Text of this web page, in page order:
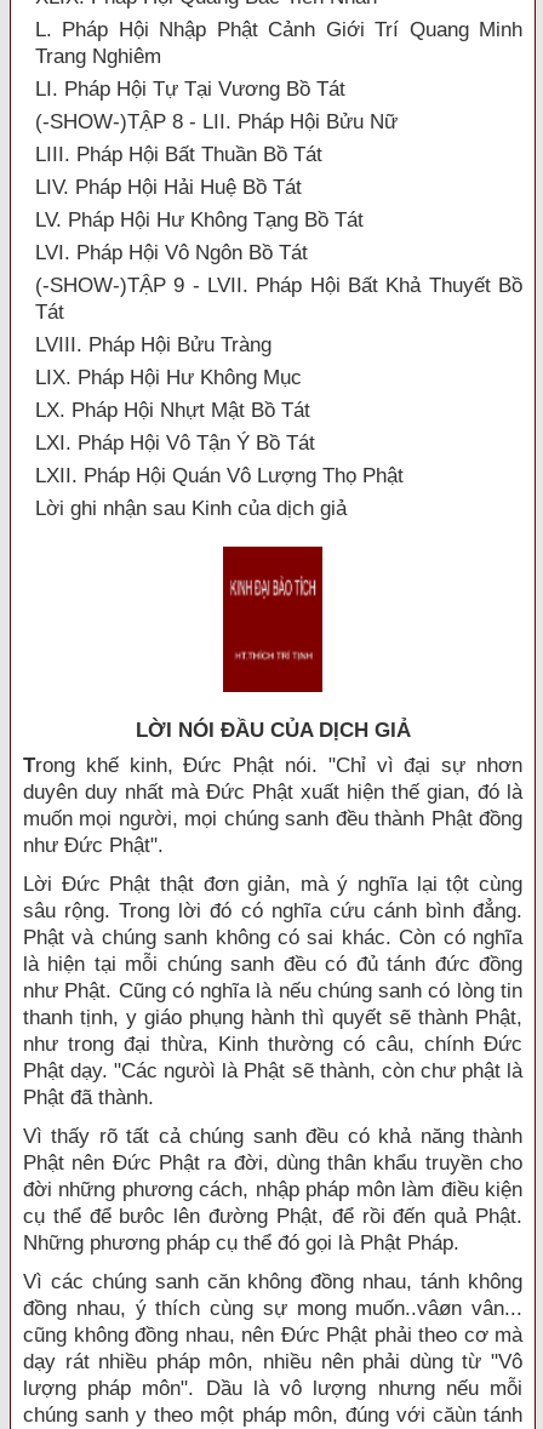
L. Pháp Hội Nhập Phật Cảnh Giới Trí Quang Minh
Trang Nghiêm
LI. Pháp Hội Tự Tại Vương Bồ Tát
(-SHOW-)TẬP 8 - LII. Pháp Hội Bửu Nữ
LIII. Pháp Hội Bất Thuần Bồ Tát
LIV. Pháp Hội Hải Huệ Bồ Tát
LV. Pháp Hội Hư Không Tạng Bồ Tát
LVI. Pháp Hội Vô Ngôn Bồ Tát
(-SHOW-)TẬP 9 - LVII. Pháp Hội Bất Khả Thuyết Bồ
Tát
LVIII. Pháp Hội Bửu Tràng
LIX. Pháp Hội Hư Không Mục
LX. Pháp Hội Nhựt Mật Bồ Tát
LXI. Pháp Hội Vô Tận Ý Bồ Tát
LXII. Pháp Hội Quán Vô Lượng Thọ Phật
Lời ghi nhận sau Kinh của dịch giả
LỜI NÓI ÐẦU CỦA DỊCH GIẢ
Trong khế kinh, Đức Phật nói. "Chỉ vì đại sự nhơn
duyên duy nhất mà Đức Phật xuất hiện thế gian, đó là
muốn mọi người, mọi chúng sanh đều thành Phật đồng
như Đức Phật".
Lời Đức Phật thật đơn giản, mà ý nghĩa lại tột cùng
sâu rộng. Trong lời đó có nghĩa cứu cánh bình đẳng.
Phật và chúng sanh không có sai khác. Còn có nghĩa
là hiện tại mỗi chúng sanh đều có đủ tánh đức đồng
như Phật. Cũng có nghĩa là nếu chúng sanh có lòng tin
thanh tịnh, y giáo phụng hành thì quyết sẽ thành Phật,
như trong đại thừa, Kinh thường có câu, chính Đức
Phật dạy. "Các ngưòì là Phật sẽ thành, còn chư phật là
Phật đã thành.
Vì thấy rõ tất cả chúng sanh đều có khả năng thành
Phật nên Đức Phật ra đời, dùng thân khẩu truyền cho
đời những phương cách, nhập pháp môn làm điều kiện
cụ thể để bưôc lên đường Phật, để rồi đến quả Phật.
Những phương pháp cụ thể đó gọi là Phật Pháp.
Vì các chúng sanh căn không đồng nhau, tánh không
đồng nhau, ý thích cùng sự mong muốn..vâøn vân...
cũng không đồng nhau, nên Đức Phật phải theo cơ mà
dạy rát nhiều pháp môn, nhiều nên phải dùng từ "Vô
lượng pháp môn". Dầu là vô lượng nhưng nếu mỗi
chúng sanh y theo một pháp môn, đúng với căùn tánh